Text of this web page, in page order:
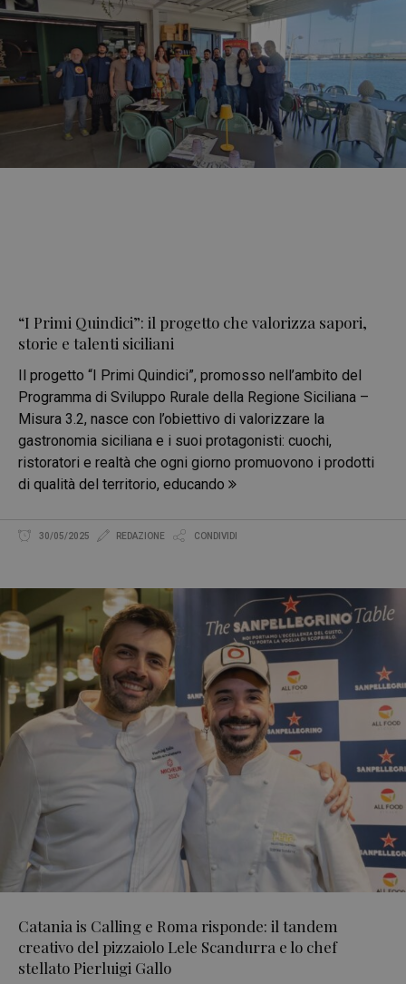
“I Primi Quindici”: il progetto che valorizza sapori,
storie e talenti siciliani
Il progetto “I Primi Quindici”, promosso nell’ambito del
Programma di Sviluppo Rurale della Regione Siciliana –
Misura 3.2, nasce con l’obiettivo di valorizzare la
gastronomia siciliana e i suoi protagonisti: cuochi,
ristoratori e realtà che ogni giorno promuovono i prodotti
di qualità del territorio, educando
30/05/2025 REDAZIONE CONDIVIDI
Catania is Calling e Roma risponde: il tandem
creativo del pizzaiolo Lele Scandurra e lo chef
stellato Pierluigi Gallo